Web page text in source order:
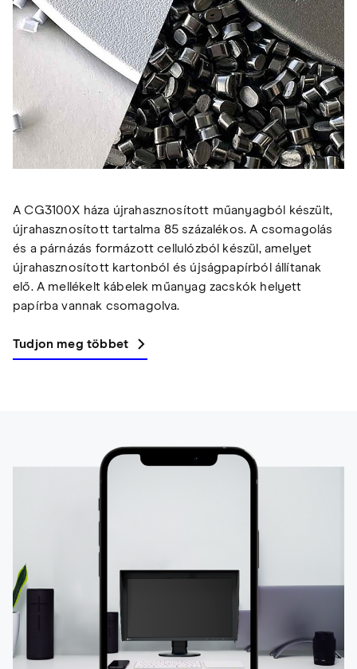
A CG3100X háza újrahasznosított műanyagból készült,
újrahasznosított tartalma 85 százalékos. A csomagolás
és a párnázás formázott cellulózból készül, amelyet
újrahasznosított kartonból és újságpapírból állítanak
elő. A mellékelt kábelek műanyag zacskók helyett
papírba vannak csomagolva.
Tudjon meg többet